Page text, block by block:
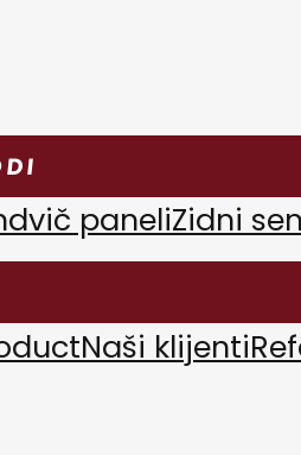
paneliZidni
Naši klijenti